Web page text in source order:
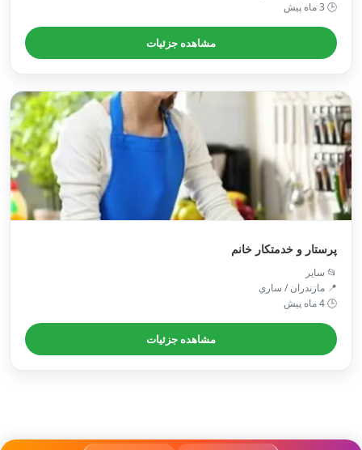
🕒 3 ماه پیش
مشاهده جزئیات
پرستار و خدمتکار خانم
📂 سایر
📍 مازندران / ساري
🕒 4 ماه پیش
مشاهده جزئیات